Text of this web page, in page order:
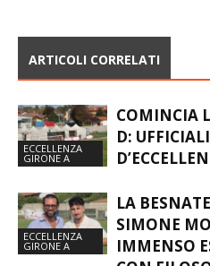
ECCELLENZA
GIRONE A
COMINCIA
ECCELLENZA
GIRONE A
LA
IMMENSO
CON